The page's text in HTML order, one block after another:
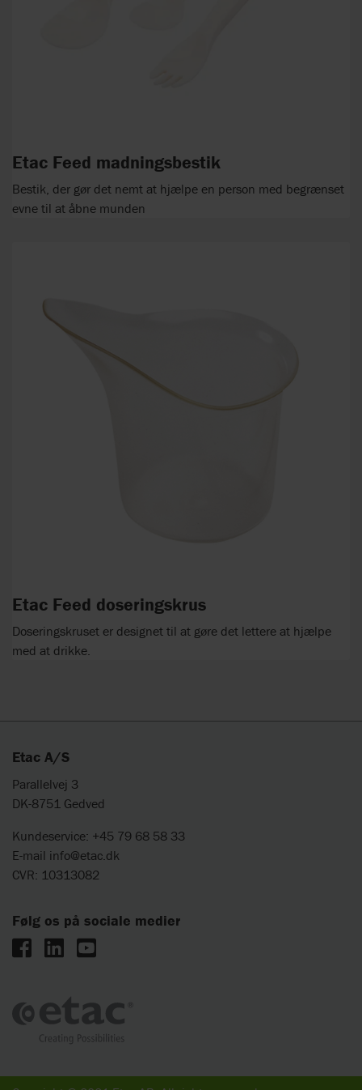
Etac Feed madningsbestik
Bestik, der gør det nemt at hjælpe en person med begrænset
evne til at åbne munden
Etac Feed doseringskrus
Doseringskruset er designet til at gøre det lettere at hjælpe
med at drikke.
Etac A/S
Parallelvej 3
DK-8751 Gedved
Kundeservice: +45 79 68 58 33
E-mail info@etac.dk
CVR: 10313082
Følg os på sociale medier